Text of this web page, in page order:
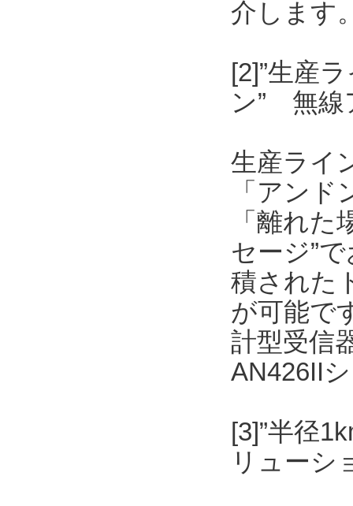
介します
[2]”生産
ン” 無線
生産ライ
「アン
「離れ
セージ”
積された
が可能で
計型受信
AN426II
[3]”半径
リューシ